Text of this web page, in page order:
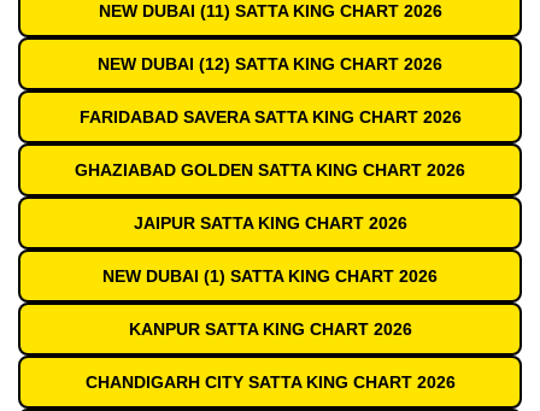
NEW DUBAI (11) SATTA KING CHART 2026
NEW DUBAI (12) SATTA KING CHART 2026
FARIDABAD SAVERA SATTA KING CHART 2026
GHAZIABAD GOLDEN SATTA KING CHART 2026
JAIPUR SATTA KING CHART 2026
NEW DUBAI (1) SATTA KING CHART 2026
KANPUR SATTA KING CHART 2026
CHANDIGARH CITY SATTA KING CHART 2026